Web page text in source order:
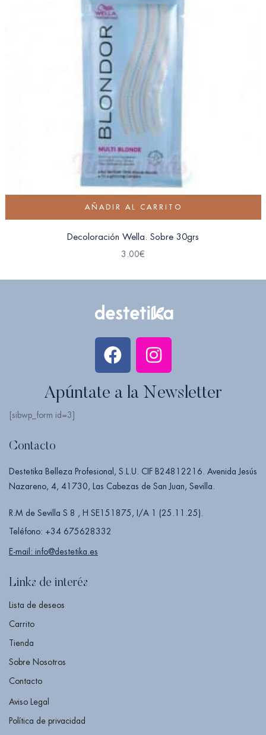
AÑADIR AL CARRITO
Decoloración Wella. Sobre 30grs
3.00€
Apúntate a la Newsletter
[sibwp_form id=3]
Contacto
Destetika Belleza Profesional, S.L.U. CIF B24812216. Avenida Jesús
Nazareno, 4, 41730, Las Cabezas de San Juan, Sevilla.
R.M de Sevilla S 8 , H SE151875, I/A 1 (25.11.25).
Teléfono: +34 675628332
E-mail: info@destetika.es
Links de interés
Lista de deseos
Carrito
Tienda
Sobre Nosotros
Contacto
Aviso Legal
Política de privacidad